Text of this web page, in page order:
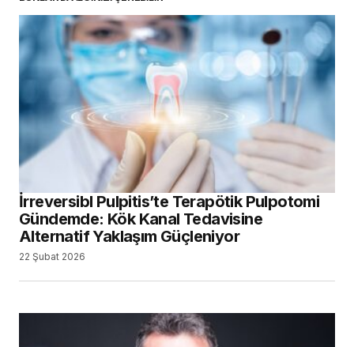
İrreversibl Pulpitis’te Terapötik Pulpotomi
Gündemde: Kök Kanal Tedavisine
Alternatif Yaklaşım Güçleniyor
22 Şubat 2026